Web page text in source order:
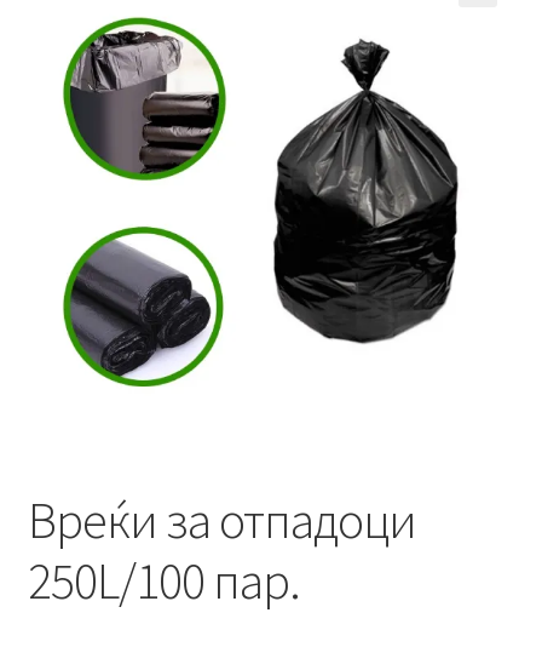
Кошничка
Мој профил
Рекламации и замена на производ
Услови за користење
Вреќи за отпадоци
250L/100 пар.